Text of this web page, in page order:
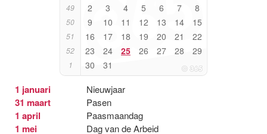
49 2 3 4 5 6 7 8
50 9 10 11 12 13 14 15
51 16 17 18 19 20 21 22
52 23 24 25 26 27 28 29
1 30 31
1 januari Nieuwjaar
31 maart Pasen
1 april Paasmaandag
1 mei Dag van de Arbeid